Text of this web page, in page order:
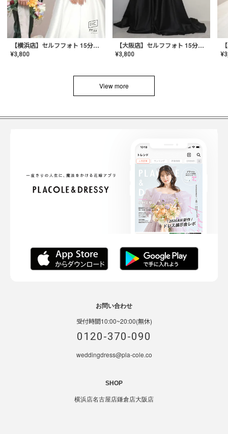
【横浜店】セルフフォト 15分撮り放題プラン
¥3,800
【大阪店】セルフフォト 15分撮り放題プラン
¥3,800 ¥
View more
お問い合わせ
受付時間10:00~20:00(無休)
0120-370-090
weddingdress@pla-cole.co
SHOP
横浜店名古屋店鎌倉店大阪店